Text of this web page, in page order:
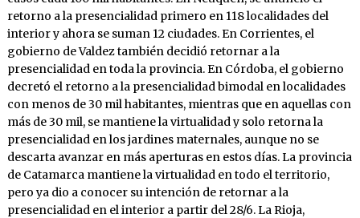
retorno a la presencialidad primero en 118 localidades del
interior y ahora se suman 12 ciudades. En Corrientes, el
gobierno de Valdez también decidió retornar a la
presencialidad en toda la provincia. En Córdoba, el gobierno
decretó el retorno a la presencialidad bimodal en localidades
con menos de 30 mil habitantes, mientras que en aquellas con
más de 30 mil, se mantiene la virtualidad y solo retorna la
presencialidad en los jardines maternales, aunque no se
descarta avanzar en más aperturas en estos días. La provincia
de Catamarca mantiene la virtualidad en todo el territorio,
pero ya dio a conocer su intención de retornar a la
presencialidad en el interior a partir del 28/6. La Rioja,